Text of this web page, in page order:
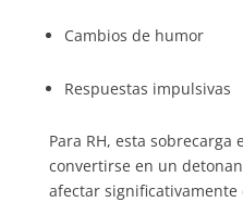
Cambios de humor
Respuestas impulsivas
Para RH, esta sobrecarga
convertirse en un
afectar